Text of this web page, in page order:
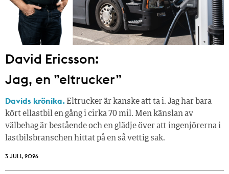
David Ericsson:
Jag, en ”eltrucker”
Davids krönika. Eltrucker är kanske att ta i. Jag har bara
kört ellastbil en gång i cirka 70 mil. Men känslan av
välbehag är bestående och en glädje över att ingenjörerna i
lastbilsbranschen hittat på en så vettig sak.
3 JULI, 2026